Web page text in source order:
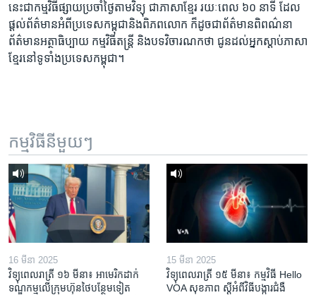
ស្វែង​
ភាសា
នេះ​ជា​កម្ម​វិធី​ផ្សាយ​ប្រចាំ​ថ្ងៃ​តាម​វិទ្យុ ​ជាភាសា​ខ្មែរ​ រយៈ​ពេល​ ៦០​ នាទី ដែល​
ផ្តល់​ព័ត៌មាន​អំពី​ប្រទេស​កម្ពុជា​និង​ពិភព​លោក ​ក៏ដូច​ជា​ព័ត៌មាន​ពិពណ៌នា
ព័ត៌មាន​អត្ថាធិប្បាយ​ កម្ម​វិធី​តន្ត្រី ​និង​បទ​វិចារណកថា​ ជូន​ដល់​អ្នក​ស្តាប់​ភាសា​
ខ្មែរ​នៅ​ទូទាំង​ប្រទេស​កម្ពុជា។
កម្មវិធី​នីមួយៗ
16 មីនា 2025
វិទ្យុពេលរាត្រី ១៦ មីនា៖ អាមេរិក​ដាក់​
ទណ្ឌកម្ម​លើ​ក្រុមហ៊ុន​ថៃ​បន្ថែម​ទៀត​
15 មីនា 2025
វិទ្យុពេលរាត្រី ១៥ មីនា៖ កម្មវិធី ​Hello
VOA សុខភាព ស្ដី​អំពី​វិធី​បង្ការ​ជំងឺ​